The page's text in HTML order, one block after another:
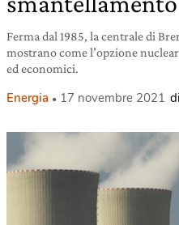
Ferma dal 1985, la centrale di
mostrano come l’opzione
ed economici.
Energia 17 novembre 2021 di